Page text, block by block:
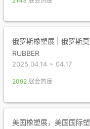
俄罗斯橡塑展 | 俄罗斯
RUBBER
2025.04.14 ~ 04.17
2092 展会热度
美国橡塑展，美国国际